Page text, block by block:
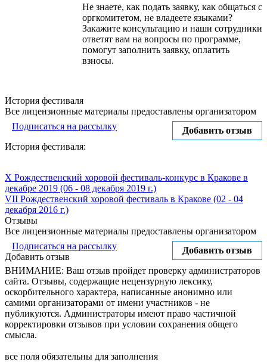
Не знаете, как подать заявку, как общаться с
оргкомитетом, не владеете языками?
Закажите консультацию и наши сотрудники
ответят вам на вопросы по программе,
помогут заполнить заявку, оплатить
взносы.
История фестиваля
Все лицензионные материалы предоставлены организатором
Добавить отзыв
Подписаться на рассылку
История фестиваля:
X Рождественский хоровой фестиваль-конкурс в Кракове в
декабре 2019 (06 - 08 декабря 2019 г.)
VII Рождественский хоровой фестиваль в Кракове (02 - 04
декабря 2016 г.)
Отзывы
Все лицензионные материалы предоставлены организатором
Добавить отзыв
Подписаться на рассылку
Добавить отзыв
ВНИМАНИЕ: Ваш отзыв пройдет проверку администраторов
сайта. Отзывы, содержащие нецензурную лексику,
оскорбительного характера, написанные анонимно или
самими организаторами от имени участников - не
публикуются. Администраторы имеют право частичной
корректировки отзывов при условии сохранения общего
смысла.
все поля обязательны для заполнения